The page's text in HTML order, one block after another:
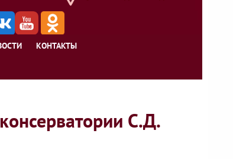
КОНТАКТЫ
С.Д.